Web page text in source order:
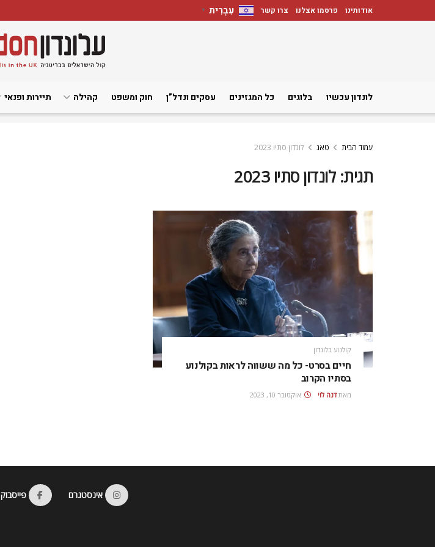
אודותינו פרסמו אצלנו צרו קשר עִבְרִית ▼
לונדון עכשיו בלוגים כל המגזינים עסקים ונדל”ן חוק ומשפט קהילה תיירות ופנאי
עמוד הבית טאג לונדון סתיו 2023
תגית:לונדון סתיו 2023
קולנוע בלונדון
חיים בסרט- כל מה ששווה לראות בקולנוע
בסתיו הקרוב
מאת דנה לוי אוקטובר 10, 2023
אינסטגרם פייסבוק